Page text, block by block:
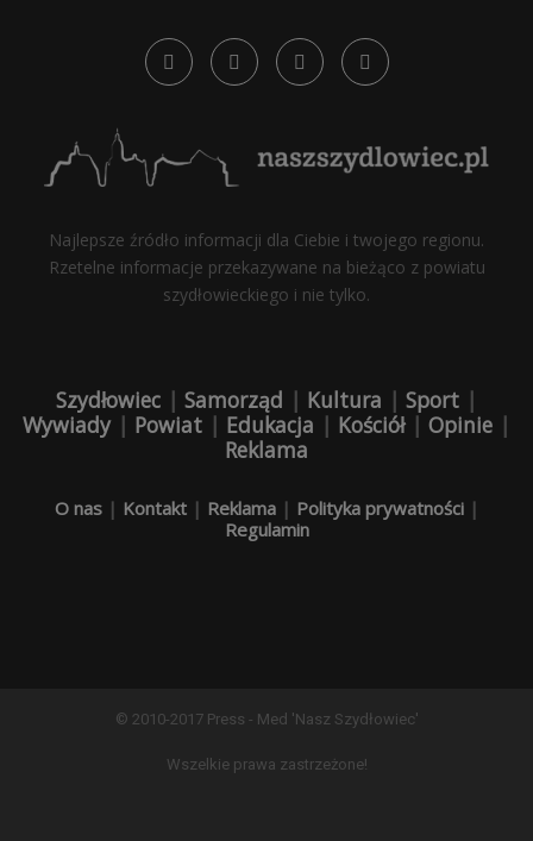
Najlepsze źródło informacji dla Ciebie i twojego regionu.
Rzetelne informacje przekazywane na bieżąco z powiatu
szydłowieckiego i nie tylko.
Szydłowiec | Samorząd | Kultura | Sport |
Wywiady| Powiat | Edukacja | Kościół| Opinie |
Reklama
O nas| Kontakt| Reklama| Polityka prywatności|
Regulamin
© 2010-2017 Press - Med 'Nasz Szydłowiec'
Wszelkie prawa zastrzeżone!